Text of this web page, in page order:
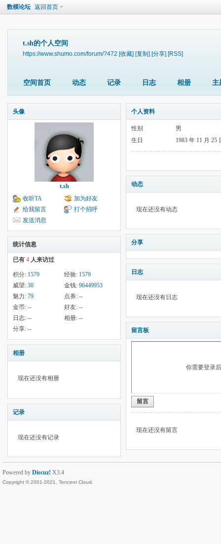
数模论坛 返回首页
t.sh的个人空间
https://www.shumo.com/forum/?472 [收藏] [复制] [分享] [RSS]
空间首页 动态 记录 日志 相册 主
头像
t.sh
收听TA
加为好友
给我留言
打个招呼
发送消息
统计信息
已有 4 人来访过
积分: 1579 经验: 1579
威望: 30 金钱: 96449953
魅力: 79 点券: --
金币: -- 好友: --
日志: -- 相册: --
分享: --
相册
现在还没有相册
记录
现在还没有记录
个人资料
性别
男
生日
1983 年 11 月 25
动态
现在还没有动态
分享
日志
现在还没有日志
留言板
你需要登录
留言
现在还没有留言
Powered by Discuz! X3.4
Copyright © 2001-2021, Tencent Cloud.